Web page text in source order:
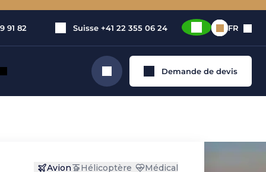
91 82 Suisse +41 22 355 06 24 FR
Rechercher Demande de devis